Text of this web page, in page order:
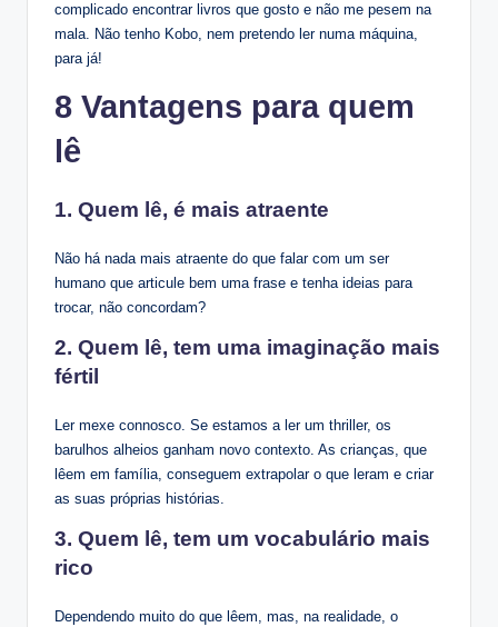
complicado encontrar livros que gosto e não me pesem na
mala. Não tenho Kobo, nem pretendo ler numa máquina,
para já!
8 Vantagens para quem
lê
1. Quem lê, é mais atraente
Não há nada mais atraente do que falar com um ser
humano que articule bem uma frase e tenha ideias para
trocar, não concordam?
2. Quem lê, tem uma imaginação mais
fértil
Ler mexe connosco. Se estamos a ler um thriller, os
barulhos alheios ganham novo contexto. As crianças, que
lêem em família, conseguem extrapolar o que leram e criar
as suas próprias histórias.
3. Quem lê, tem um vocabulário mais
rico
Dependendo muito do que lêem, mas, na realidade, o